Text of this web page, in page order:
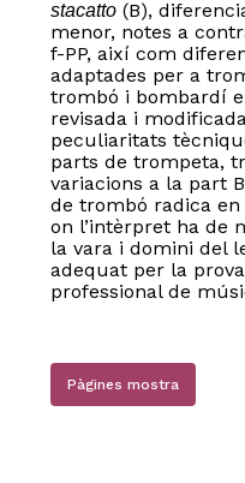
stacatto(B),
menor, notes a
f-PP, així com
adaptades per a
trombó i bombardí
revisada i
peculiaritats
parts de trompeta,
variacions a la part
de trombó radica en
on l’intèrpret ha de
la vara i domini del
adequat per la prova
professional de
Pàgines mostra